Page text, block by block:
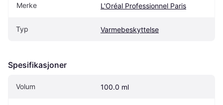
Merke L'Oréal Professionnel Paris
Typ Varmebeskyttelse
Spesifikasjoner
Volum 100.0 ml